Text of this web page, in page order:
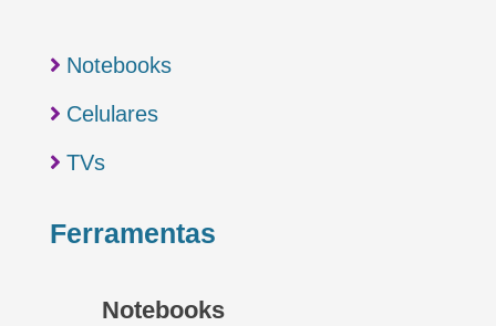
 Notebooks
 Celulares
 TVs
Ferramentas
Notebooks